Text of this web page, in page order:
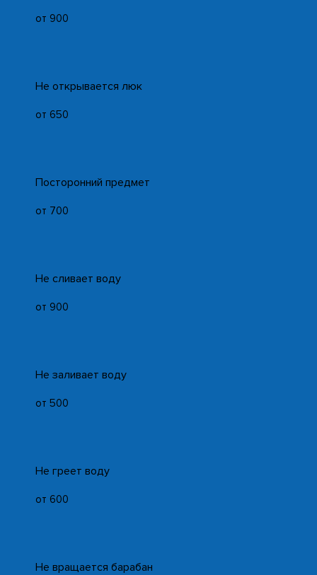
от 900
Не открывается люк
от 650
Посторонний предмет
от 700
Не сливает воду
от 900
Не заливает воду
от 500
Не греет воду
от 600
Не вращается барабан